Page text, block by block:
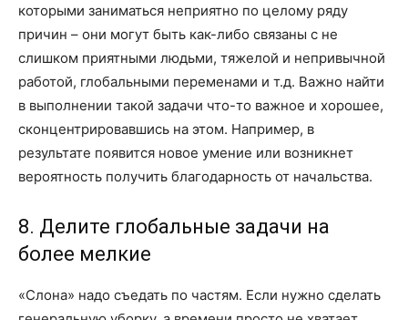
которыми заниматься неприятно по целому ряду
причин – они могут быть как-либо связаны с не
слишком приятными людьми, тяжелой и непривычной
работой, глобальными переменами и т.д. Важно найти
в выполнении такой задачи что-то важное и хорошее,
сконцентрировавшись на этом. Например, в
результате появится новое умение или возникнет
вероятность получить благодарность от начальства.
8. Делите глобальные задачи на
более мелкие
«Слона» надо съедать по частям. Если нужно сделать